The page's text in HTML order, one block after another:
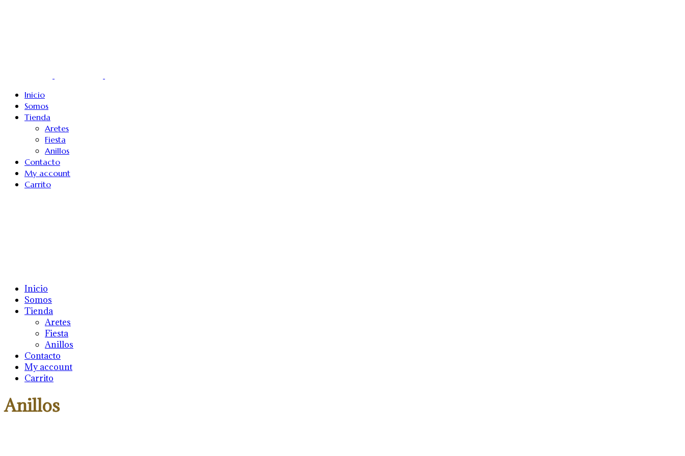
Inicio
Somos
Tienda
Aretes
Fiesta
Anillos
Contacto
My account
Carrito
Inicio
Somos
Tienda
Aretes
Fiesta
Anillos
Contacto
My account
Carrito
Anillos